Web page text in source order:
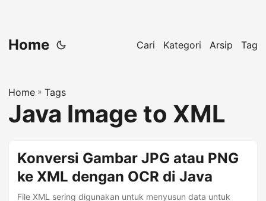
Home Cari Kategori Arsip Tag
Home » Tags
Java Image to XML
Konversi Gambar JPG atau PNG
ke XML dengan OCR di Java
File XML sering digunakan untuk menyusun data untuk